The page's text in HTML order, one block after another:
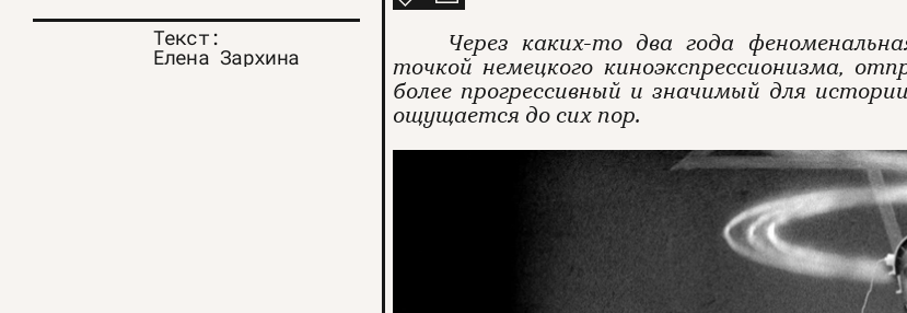
Текст:
Елена Зархина
Через каких-то два года
точкой немецкого киноэкспрессионизма,
более прогрессивный и значимый для
ощущается до сих пор.